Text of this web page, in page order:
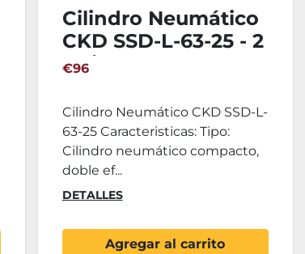
Cilindro Neumático
CKD SSD-L-63-25 - 2
Unidades
€96
Cilindro Neumático CKD SSD-L-
63-25 Caracteristicas: Tipo:
Cilindro neumático compacto,
doble ef...
DETALLES
Agregar al carrito